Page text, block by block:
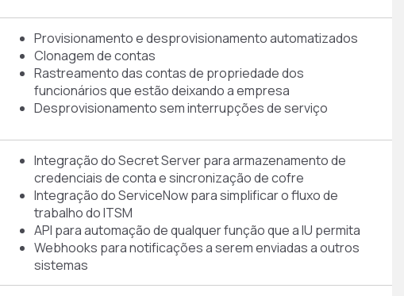
Provisionamento e desprovisionamento automatizados
Clonagem de contas
Rastreamento das contas de propriedade dos
funcionários que estão deixando a empresa
Desprovisionamento sem interrupções de serviço
Integração do Secret Server para armazenamento de
credenciais de conta e sincronização de cofre
Integração do ServiceNow para simplificar o fluxo de
trabalho do ITSM
API para automação de qualquer função que a IU permita
Webhooks para notificações a serem enviadas a outros
sistemas